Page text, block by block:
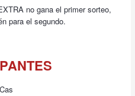
no gana el primer sorteo,
para el segundo.